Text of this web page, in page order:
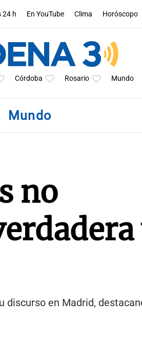
24 h En YouTube Clima Horóscopo
Córdoba Rosario Mundo
Mundo
no
discurso en Madrid,